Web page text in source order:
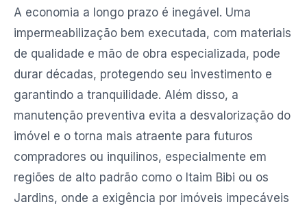
A economia a longo prazo é inegável. Uma
impermeabilização bem executada, com materiais
de qualidade e mão de obra especializada, pode
durar décadas, protegendo seu investimento e
garantindo a tranquilidade. Além disso, a
manutenção preventiva evita a desvalorização do
imóvel e o torna mais atraente para futuros
compradores ou inquilinos, especialmente em
regiões de alto padrão como o Itaim Bibi ou os
Jardins, onde a exigência por imóveis impecáveis